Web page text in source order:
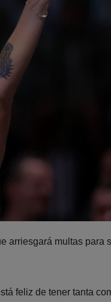
arriesgará multas para
feliz de tener tanta